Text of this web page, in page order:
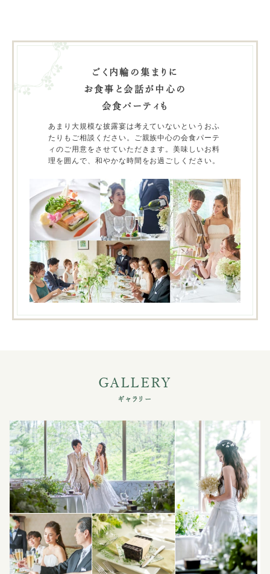
ごく内輪の集まりに
お食事と会話が中心の
会食パーティも
あまり大規模な披露宴は考えていないというおふ
たりもご相談ください。ご親族中心の会食パーテ
ィのご用意をさせていただきます。美味しいお料
理を囲んで、和やかな時間をお過ごしください。
GALLERY
ギャラリー